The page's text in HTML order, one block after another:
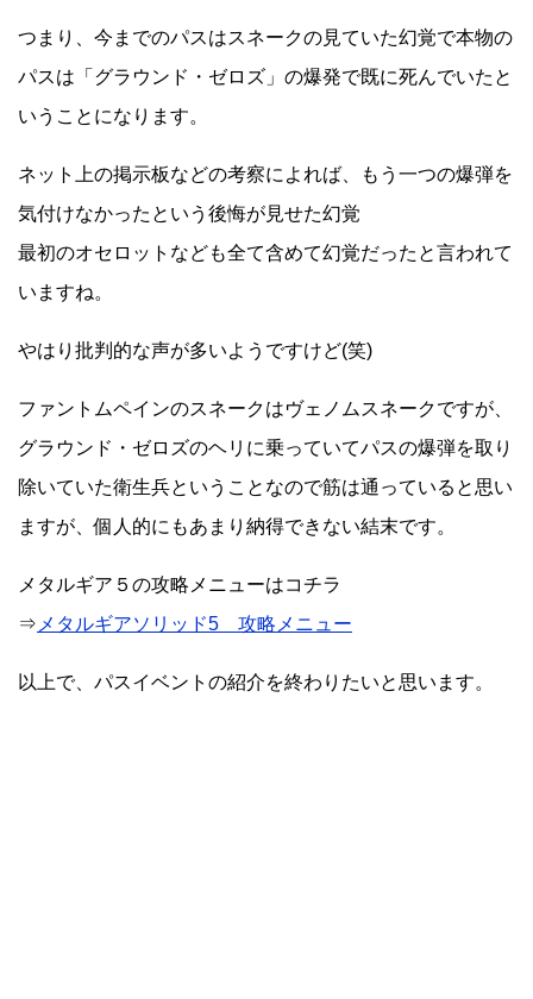
つまり、今までのパスはスネークの見ていた幻覚で本物の
パスは「グラウンド・ゼロズ」の爆発で既に死んでいたと
いうことになります。
ネット上の掲示板などの考察によれば、もう一つの爆弾を
気付けなかったという後悔が見せた幻覚
最初のオセロットなども全て含めて幻覚だったと言われて
いますね。
やはり批判的な声が多いようですけど(笑)
ファントムペインのスネークはヴェノムスネークですが、
グラウンド・ゼロズのヘリに乗っていてパスの爆弾を取り
除いていた衛生兵ということなので筋は通っていると思い
ますが、個人的にもあまり納得できない結末です。
メタルギア５の攻略メニューはコチラ
⇒ メタルギアソリッド5 攻略メニュー
以上で、パスイベントの紹介を終わりたいと思います。